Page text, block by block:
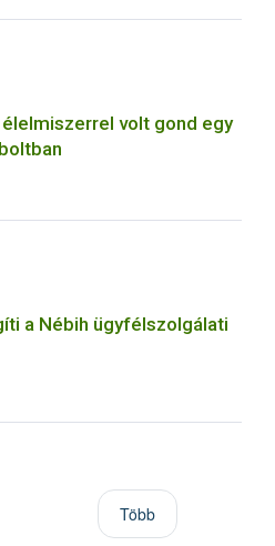
volt gond egy
a Nébih ügyfélszolgálati
Több